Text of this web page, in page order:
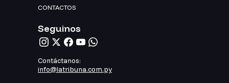
CONTACTOS
Seguinos
Contáctanos:
info@latribuna.com.py